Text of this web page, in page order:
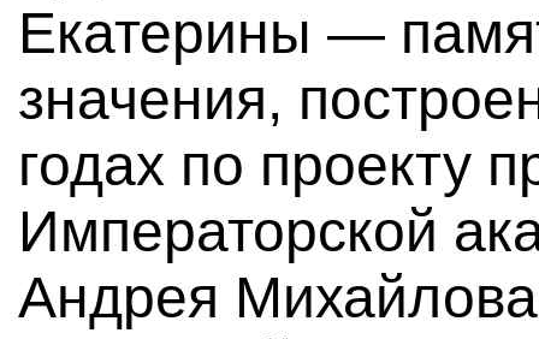
Екатерины —
значения,
годах по проекту
Императорской
Андрея